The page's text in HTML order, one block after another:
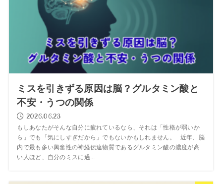
ミスを引きずる原因は脳？グルタミン酸と
不安・うつの関係
2026.06.23
もしあなたがそんな自分に疲れているなら、それは「性格が弱いか
ら」でも「気にしすぎだから」でもないかもしれません。 近年、脳
内で最も多い興奮性の神経伝達物質であるグルタミン酸の濃度が高
い人ほど、自分のミスに過...